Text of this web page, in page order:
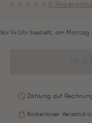
0
Vor 14 Uhr bestellt, am Montag
Zahlung auf
Kostenloser Versand